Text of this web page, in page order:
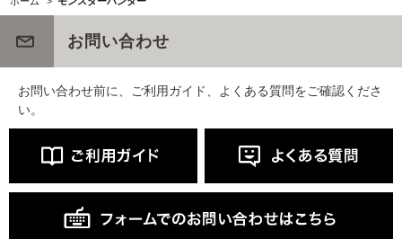
お問い合わせ
お問い合わせ前に、ご利用ガイド、よくある質問をご確認くださ
い。